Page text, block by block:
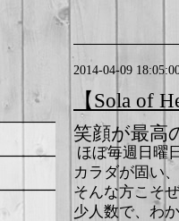
2014-04-09
【Sola of
笑顔が最高
ほぼ毎週日曜
カラダが固い
そんな方こそ
少人数で、わ